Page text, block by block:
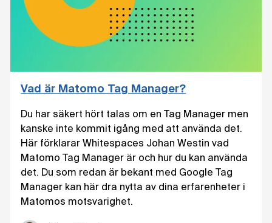
Vad är Matomo Tag Manager?
Du har säkert hört talas om en Tag Manager men
kanske inte kommit igång med att använda det.
Här förklarar Whitespaces Johan Westin vad
Matomo Tag Manager är och hur du kan använda
det. Du som redan är bekant med Google Tag
Manager kan här dra nytta av dina erfarenheter i
Matomos motsvarighet.